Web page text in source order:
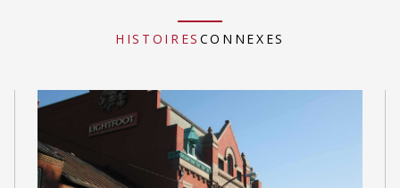
HISTOIRES CONNEXES